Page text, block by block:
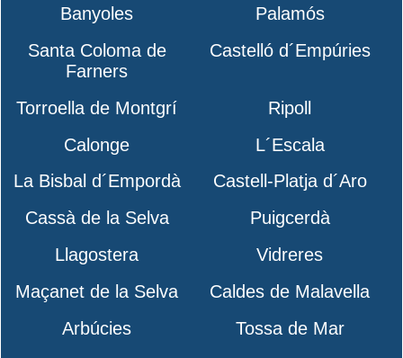
Banyoles
Palamós
Santa Coloma de
Farners
Castelló d´Empúries
Torroella de Montgrí
Ripoll
Calonge
L´Escala
La Bisbal d´Empordà
Castell-Platja d´Aro
Cassà de la Selva
Puigcerdà
Llagostera
Vidreres
Maçanet de la Selva
Caldes de Malavella
Arbúcies
Tossa de Mar